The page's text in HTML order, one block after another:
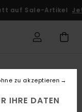
auf Sale-Artikel
IHRE DATEN
zu akzeptieren